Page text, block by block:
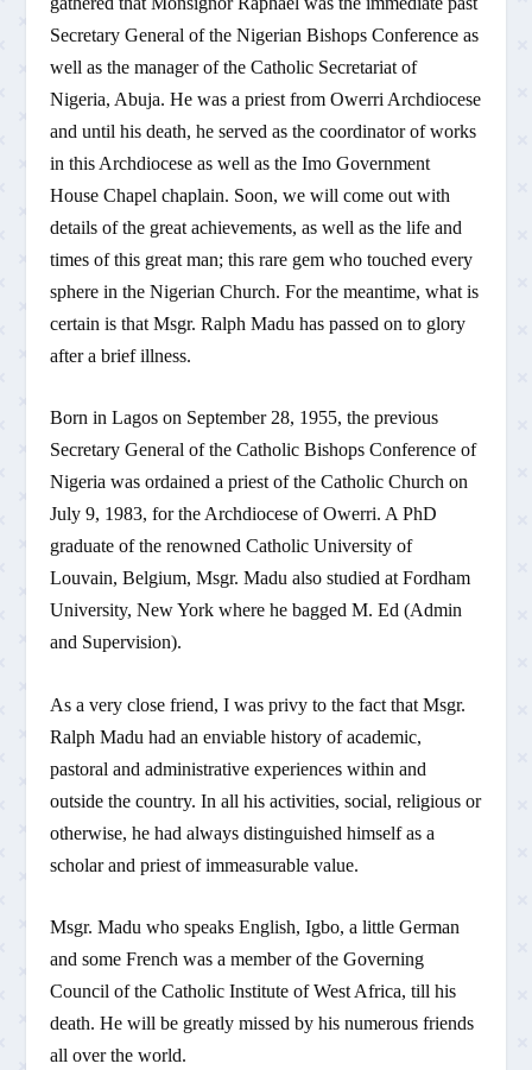
Secretary General of the Nigerian Bishops Conference as
well as the manager of the Catholic Secretariat of
Nigeria, Abuja. He was a priest from Owerri Archdiocese
and until his death, he served as the coordinator of works
in this Archdiocese as well as the Imo Government
House Chapel chaplain. Soon, we will come out with
details of the great achievements, as well as the life and
times of this great man; this rare gem who touched every
sphere in the Nigerian Church. For the meantime, what is
certain is that Msgr. Ralph Madu has passed on to glory
after a brief illness.
Born in Lagos on September 28, 1955, the previous
Secretary General of the Catholic Bishops Conference of
Nigeria was ordained a priest of the Catholic Church on
July 9, 1983, for the Archdiocese of Owerri. A PhD
graduate of the renowned Catholic University of
Louvain, Belgium, Msgr. Madu also studied at Fordham
University, New York where he bagged M. Ed (Admin
and Supervision).
As a very close friend, I was privy to the fact that Msgr.
Ralph Madu had an enviable history of academic,
pastoral and administrative experiences within and
outside the country. In all his activities, social, religious or
otherwise, he had always distinguished himself as a
scholar and priest of immeasurable value.
Msgr. Madu who speaks English, Igbo, a little German
and some French was a member of the Governing
Council of the Catholic Institute of West Africa, till his
death. He will be greatly missed by his numerous friends
all over the world.